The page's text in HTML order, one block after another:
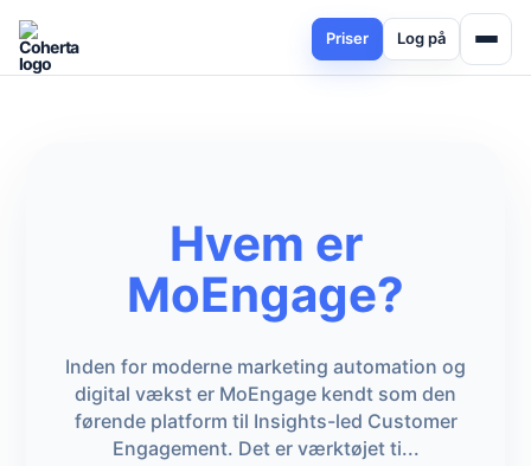
Priser Log på
Hvem er
MoEngage?
Inden for moderne marketing automation og
digital vækst er MoEngage kendt som den
førende platform til Insights-led Customer
Engagement. Det er værktøjet ti...